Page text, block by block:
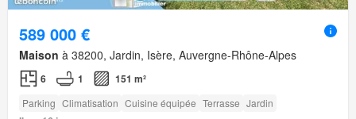
589 000 €
Maison à 38200, Jardin, Isère, Auvergne-Rhône-Alpes
6 1 151 m²
Parking Climatisation Cuisine équipée Terrasse Jardin